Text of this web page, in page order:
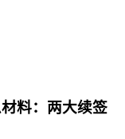
料：两大续签